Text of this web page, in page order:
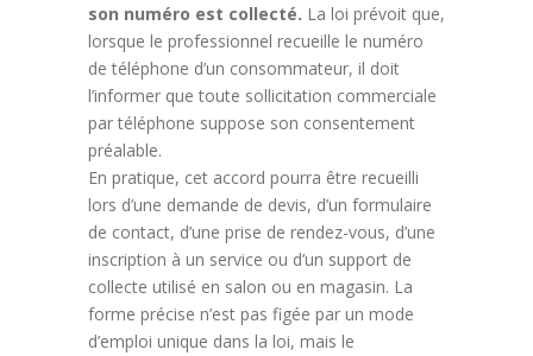
son numéro est collecté. La loi prévoit que,
lorsque le professionnel recueille le numéro
de téléphone d’un consommateur, il doit
l’informer que toute sollicitation commerciale
par téléphone suppose son consentement
préalable.
En pratique, cet accord pourra être recueilli
lors d’une demande de devis, d’un formulaire
de contact, d’une prise de rendez-vous, d’une
inscription à un service ou d’un support de
collecte utilisé en salon ou en magasin. La
forme précise n’est pas figée par un mode
d’emploi unique dans la loi, mais le